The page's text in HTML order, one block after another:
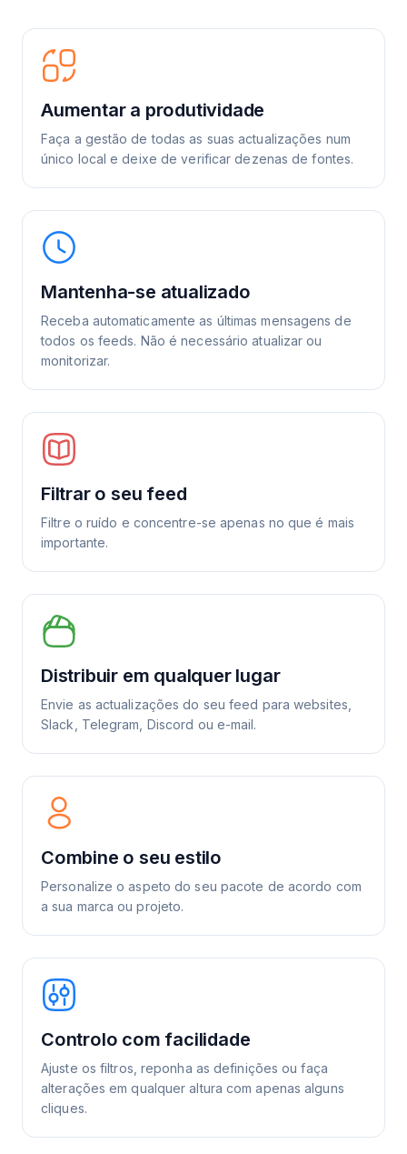
Aumentar a produtividade
Faça a gestão de todas as suas actualizações num
único local e deixe de verificar dezenas de fontes.
Mantenha-se atualizado
Receba automaticamente as últimas mensagens de
todos os feeds. Não é necessário atualizar ou
monitorizar.
Filtrar o seu feed
Filtre o ruído e concentre-se apenas no que é mais
importante.
Distribuir em qualquer lugar
Envie as actualizações do seu feed para websites,
Slack, Telegram, Discord ou e-mail.
Combine o seu estilo
Personalize o aspeto do seu pacote de acordo com
a sua marca ou projeto.
Controlo com facilidade
Ajuste os filtros, reponha as definições ou faça
alterações em qualquer altura com apenas alguns
cliques.